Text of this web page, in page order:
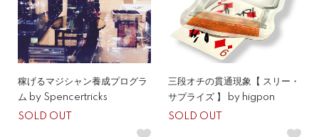
稼げるマジシャン養成プログラ
ム by Spencertricks
SOLD OUT
三段オチの貫通現象【 スリー・
サプライズ 】 by higpon
SOLD OUT